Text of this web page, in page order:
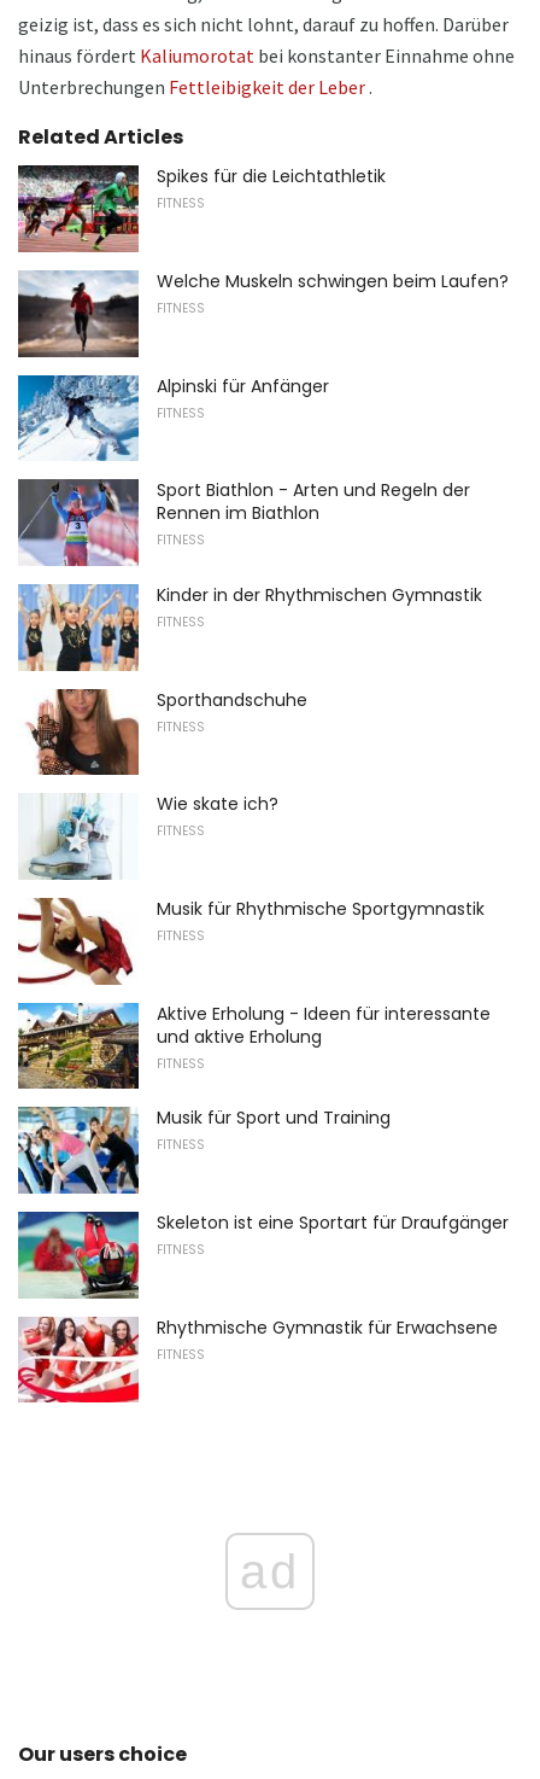
geizig ist, dass es sich nicht lohnt, darauf zu hoffen. Darüber
hinaus fördert Kaliumorotat bei konstanter Einnahme ohne
Unterbrechungen Fettleibigkeit der Leber.
Related Articles
Spikes für die Leichtathletik
FITNESS
Welche Muskeln schwingen beim Laufen?
FITNESS
Alpinski für Anfänger
FITNESS
Sport Biathlon - Arten und Regeln der
Rennen im Biathlon
FITNESS
Kinder in der Rhythmischen Gymnastik
FITNESS
Sporthandschuhe
FITNESS
Wie skate ich?
FITNESS
Musik für Rhythmische Sportgymnastik
FITNESS
Aktive Erholung - Ideen für interessante
und aktive Erholung
FITNESS
Musik für Sport und Training
FITNESS
Skeleton ist eine Sportart für Draufgänger
FITNESS
Rhythmische Gymnastik für Erwachsene
FITNESS
ad
Our users choice